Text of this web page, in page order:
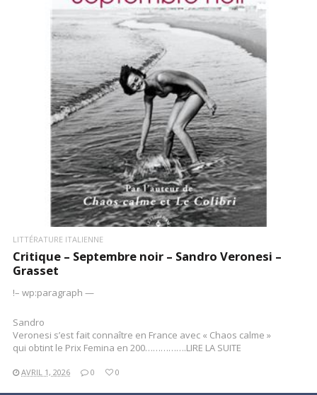
LIRE LA SUITE
LITTÉRATURE ITALIENNE
Critique – Septembre noir – Sandro Veronesi –
Grasset
!– wp:paragraph —
Sandro
Veronesi s’est fait connaître en France avec « Chaos calme »
qui obtint le Prix Femina en 200…………….LIRE LA SUITE
AVRIL 1, 2026 0 0